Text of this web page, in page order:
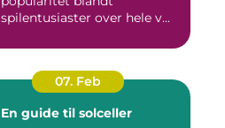
spilentusiaster over hele v...
07. Feb
En guide til solceller